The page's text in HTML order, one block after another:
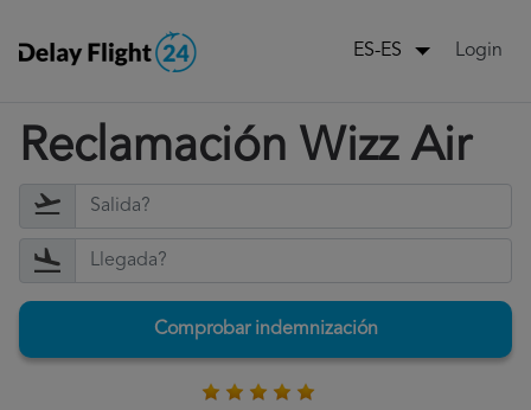
ES-ES Login
Reclamación Wizz Air
Comprobar indemnización